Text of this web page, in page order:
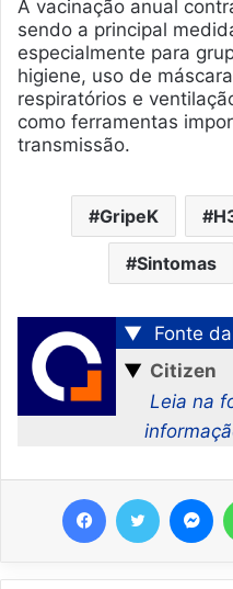
A vacinação anual
sendo a principal
especialmente para
higiene, uso de
respiratórios e
como ferramentas
transmissão.
GripeK
Sintomas
▼
Fonte
▼ Citizen
Leia na